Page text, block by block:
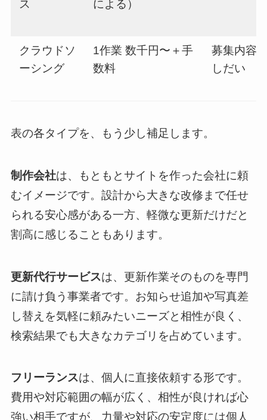
ス
による）
クラウドソ
ーシング
1作業 数千円〜＋手
数料
募集内容
しだい
表の各タイプを、もう少し補足します。
制作会社は、もともとサイトを作った会社に頼
むイメージです。設計から大きな改修まで任せ
られる安心感がある一方、軽微な更新だけだと
割高に感じることもあります。
更新代行サービスは、更新作業そのものを専門
に請け負う事業者です。お知らせ追加や写真差
し替えを気軽に頼みたいニーズと相性が良く、
検索結果でも大きなカテゴリを占めています。
フリーランスは、個人に直接依頼する形です。
費用や対応範囲の幅が広く、相性が良ければ心
強い相手ですが、力量や対応の安定度には個人